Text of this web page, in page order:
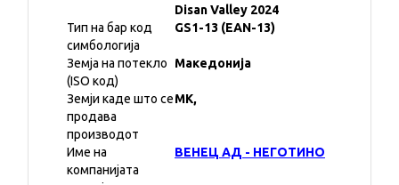
Disan Valley 2024
Тип на бар код
симбологија
GS1-13 (EAN-13)
Земја на потекло
(ISO код)
Македонија
Земји каде што се
продава
производот
MK,
Име на
компанијата
ВЕНЕЦ АД - НЕГОТИНО